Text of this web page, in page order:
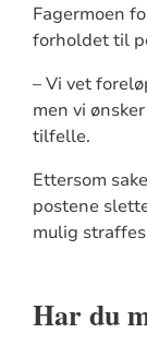
Fagermoen
forholdet til
– Vi vet
men vi
tilfelle.
Ettersom
postene
mulig
Har du